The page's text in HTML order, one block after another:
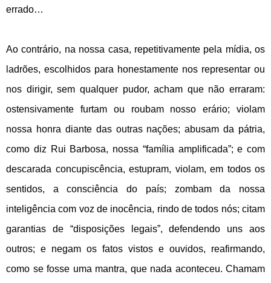
errado…
Ao contrário, na nossa casa, repetitivamente pela mídia, os
ladrões, escolhidos para honestamente nos representar ou
nos dirigir, sem qualquer pudor, acham que não erraram:
ostensivamente furtam ou roubam nosso erário; violam
nossa honra diante das outras nações; abusam da pátria,
como diz Rui Barbosa, nossa “família amplificada”; e com
descarada concupiscência, estupram, violam, em todos os
sentidos, a consciência do país; zombam da nossa
inteligência com voz de inocência, rindo de todos nós; citam
garantias de “disposições legais”, defendendo uns aos
outros; e negam os fatos vistos e ouvidos, reafirmando,
como se fosse uma mantra, que nada aconteceu. Chamam